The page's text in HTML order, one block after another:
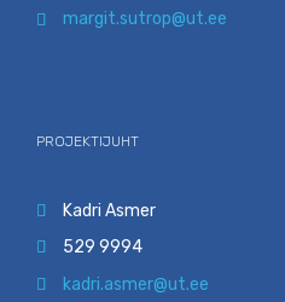
 margit.sutrop@ut.ee
PROJEKTIJUHT
 Kadri Asmer
 529 9994
 kadri.asmer@ut.ee